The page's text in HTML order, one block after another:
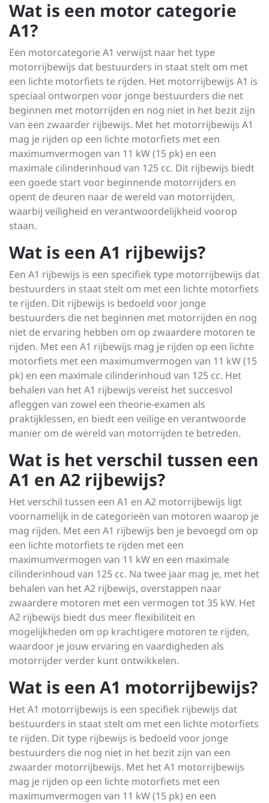
Wat is een motor categorie
A1?
Een motorcategorie A1 verwijst naar het type
motorrijbewijs dat bestuurders in staat stelt om met
een lichte motorfiets te rijden. Het motorrijbewijs A1 is
speciaal ontworpen voor jonge bestuurders die net
beginnen met motorrijden en nog niet in het bezit zijn
van een zwaarder rijbewijs. Met het motorrijbewijs A1
mag je rijden op een lichte motorfiets met een
maximumvermogen van 11 kW (15 pk) en een
maximale cilinderinhoud van 125 cc. Dit rijbewijs biedt
een goede start voor beginnende motorrijders en
opent de deuren naar de wereld van motorrijden,
waarbij veiligheid en verantwoordelijkheid voorop
staan.
Wat is een A1 rijbewijs?
Een A1 rijbewijs is een specifiek type motorrijbewijs dat
bestuurders in staat stelt om met een lichte motorfiets
te rijden. Dit rijbewijs is bedoeld voor jonge
bestuurders die net beginnen met motorrijden en nog
niet de ervaring hebben om op zwaardere motoren te
rijden. Met een A1 rijbewijs mag je rijden op een lichte
motorfiets met een maximumvermogen van 11 kW (15
pk) en een maximale cilinderinhoud van 125 cc. Het
behalen van het A1 rijbewijs vereist het succesvol
afleggen van zowel een theorie-examen als
praktijklessen, en biedt een veilige en verantwoorde
manier om de wereld van motorrijden te betreden.
Wat is het verschil tussen een
A1 en A2 rijbewijs?
Het verschil tussen een A1 en A2 motorrijbewijs ligt
voornamelijk in de categorieën van motoren waarop je
mag rijden. Met een A1 rijbewijs ben je bevoegd om op
een lichte motorfiets te rijden met een
maximumvermogen van 11 kW en een maximale
cilinderinhoud van 125 cc. Na twee jaar mag je, met het
behalen van het A2 rijbewijs, overstappen naar
zwaardere motoren met een vermogen tot 35 kW. Het
A2 rijbewijs biedt dus meer flexibiliteit en
mogelijkheden om op krachtigere motoren te rijden,
waardoor je jouw ervaring en vaardigheden als
motorrijder verder kunt ontwikkelen.
Wat is een A1 motorrijbewijs?
Het A1 motorrijbewijs is een specifiek rijbewijs dat
bestuurders in staat stelt om met een lichte motorfiets
te rijden. Dit type rijbewijs is bedoeld voor jonge
bestuurders die nog niet in het bezit zijn van een
zwaarder motorrijbewijs. Met het A1 motorrijbewijs
mag je rijden op een lichte motorfiets met een
maximumvermogen van 11 kW (15 pk) en een